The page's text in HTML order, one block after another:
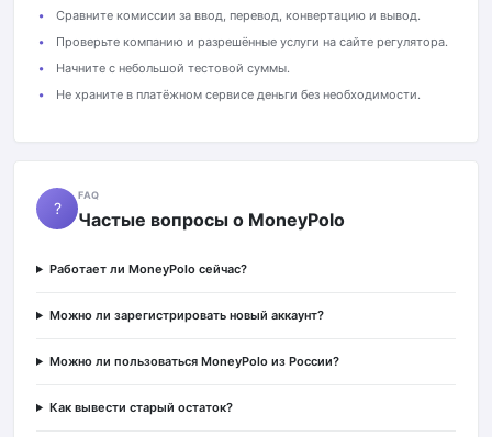
Сравните комиссии за ввод, перевод, конвертацию и вывод.
Проверьте компанию и разрешённые услуги на сайте регулятора.
Начните с небольшой тестовой суммы.
Не храните в платёжном сервисе деньги без необходимости.
?
FAQ
Частые вопросы о MoneyPolo
Работает ли MoneyPolo сейчас?
Можно ли зарегистрировать новый аккаунт?
Можно ли пользоваться MoneyPolo из России?
Как вывести старый остаток?